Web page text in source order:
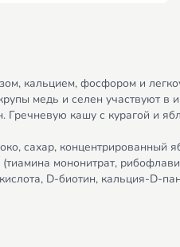
кальцием, фосфором и
медь и селен участвуют
Гречневую кашу с курагой и
сахар, концентрированный
мононитрат,
D-биотин, кальция-D-